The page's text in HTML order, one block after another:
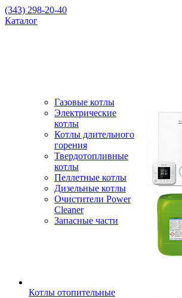
(343) 298-20-40
Каталог
Газовые котлы
Электрические
котлы
Котлы длительного
горения
Твердотопливные
котлы
Пеллетные котлы
Дизельные котлы
Очистители Power
Cleaner
Запасные части
Котлы отопительные